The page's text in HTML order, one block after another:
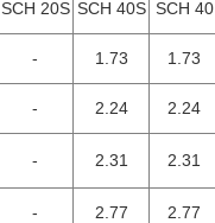
SCH 20S SCH 40S SCH 40
- 1.73 1.73
- 2.24 2.24
- 2.31 2.31
- 2.77 2.77